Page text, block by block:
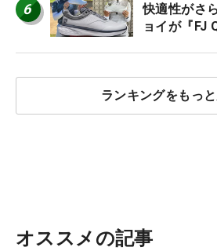
6
快適性がさ
ョイが『FJ
ランキングをもっ
オススメの記事